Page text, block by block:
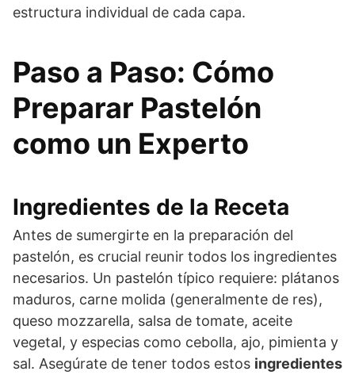
estructura individual de cada capa.
Paso a Paso: Cómo
Preparar Pastelón
como un Experto
Ingredientes de la Receta
Antes de sumergirte en la preparación del
pastelón, es crucial reunir todos los ingredientes
necesarios. Un pastelón típico requiere: plátanos
maduros, carne molida (generalmente de res),
queso mozzarella, salsa de tomate, aceite
vegetal, y especias como cebolla, ajo, pimienta y
sal. Asegúrate de tener todos estos ingredientes